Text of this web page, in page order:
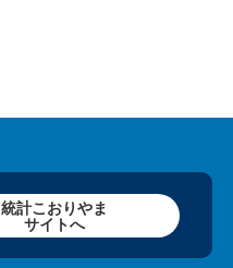
統計こおりやま
サイトへ